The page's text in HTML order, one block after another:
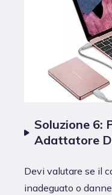
Soluzione 6:
Adattatore
Devi valutare se il
inadeguato o